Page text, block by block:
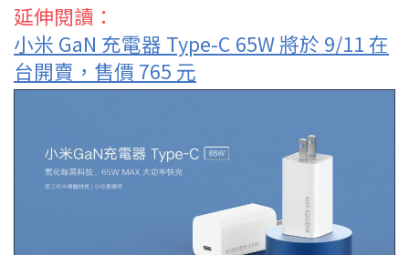
延伸閱讀：
小米 GaN 充電器 Type-C 65W 將於 9/11 在
台開賣，售價 765 元